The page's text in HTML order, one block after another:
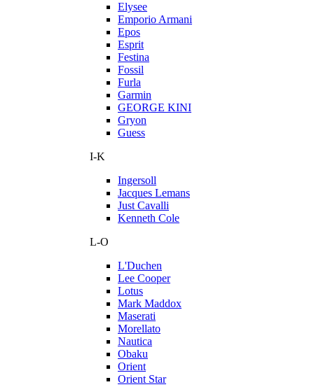
Elysee
Emporio Armani
Epos
Esprit
Festina
Fossil
Furla
Garmin
GEORGE KINI
Gryon
Guess
I-K
Ingersoll
Jacques Lemans
Just Cavalli
Kenneth Cole
L-O
L'Duchen
Lee Cooper
Lotus
Mark Maddox
Maserati
Morellato
Nautica
Obaku
Orient
Orient Star